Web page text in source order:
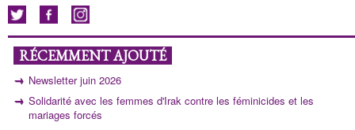
RÉCEMMENT AJOUTÉ
Newsletter juin 2026
Solidarité avec les femmes d'Irak contre les féminicides et les
mariages forcés